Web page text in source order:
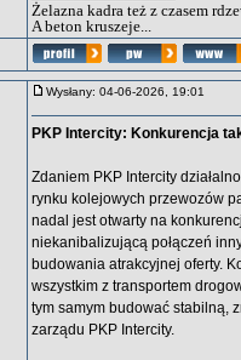
Żelazna kadra też z czasem
A beton kruszeje...
Wysłany: 04-06-2026, 19:01
PKP Intercity: Konkurencja
Zdaniem PKP Intercity
rynku kolejowych przewozów
nadal jest otwarty na
niekanibalizującą połączeń
budowania atrakcyjnej oferty.
wszystkim z transportem
tym samym budować stabilną,
zarządu PKP Intercity.